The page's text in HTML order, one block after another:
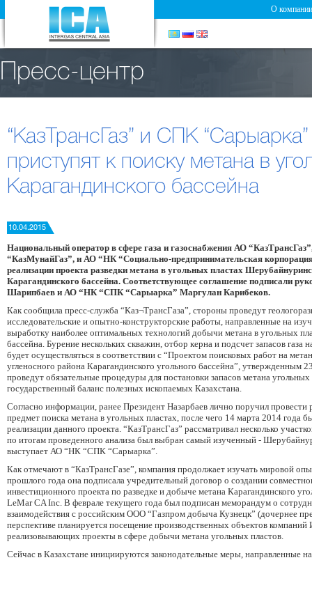
О компании
Пресс-центр
“КазТрансГаз” и СПК
приступят к поиску метана в
Карагандинского бассейна
10.04.2015
Национальный оператор в сфере газа и газоснабжения АО
“КазМунайГаз”, и АО “НК “Социально-предпринимательская
реализации проекта разведки метана в угольных пластах
Карагандинского бассейна. Соответствующее соглашение подписали
Шарипбаев и АО “НК “СПК “Сарыарка” Маргулан Карибеков.
Как сообщила пресс-служба “Каз¬ТрансГаза”, стороны проведут
исследовательские и опытно-конструкторские работы, направленные на
выработку наиболее оптимальных технологий добычи метана в угольных
бассейна. Бурение нескольких скважин, отбор керна и подсчет запасов газа
будет осуществляться в соответствии с “Проектом поисковых работ на
угленосного района Карагандинского угольного бассейна”, утвержденным
проведут обязательные процедуры для постановки запасов метана
государственный баланс полезных ископаемых Казахстана.
Согласно информации, ранее Президент Назарбаев лично поручил провести
предмет поиска метана в угольных пластах, после чего 14 марта 2014 года
реализации данного проекта. “КазТрансГаз” рассматривал несколько
по итогам проведенного анализа был выбран самый изученный -
выступает АО “НК “СПК “Сарыарка”.
Как отмечают в “КазТрансГазе”, компания продолжает изучать мировой
прошлого года она подписала учредительный договор о создании
инвестиционного проекта по разведке и добыче метана Карагандинского
LeMar CA Inc. В феврале текущего года был подписан меморандум о
взаимодействия с российским ООО “Газпром добыча Кузнецк” (дочернее
перспективе планируется посещение производственных объектов
реализовывающих проекты в сфере добычи метана угольных пластов.
Сейчас в Казахстане инициируются законодательные меры, направленные